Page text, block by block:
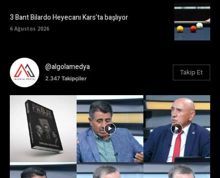
3 Bant Bilardo Heyecanı Kars’ta başlıyor
6 Ağustos 2026
@algolamedya
2.347 Takipçiler
Takip Et